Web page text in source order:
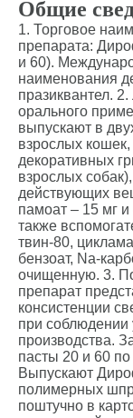
Общие
1. Торговое
препарата:
и 60).
наименования
празиквантел.
орального
выпускают в
взрослых кошек,
декоративных
взрослых
действующих
памоат – 15 мг и
также
твин-80,
бензоат, Nа-
очищенную. 3.
препарат
консистенции
при соблюдении
производства.
пасты 20 и 60 по
Выпускают
полимерных
поштучно в